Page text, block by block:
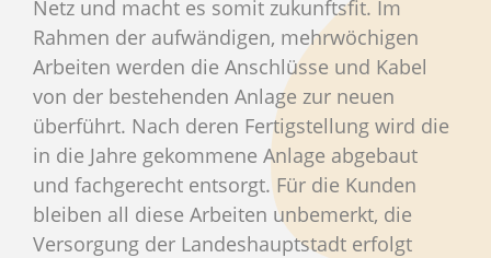
Netz und macht es somit zukunftsfit. Im
Rahmen der aufwändigen, mehrwöchigen
Arbeiten werden die Anschlüsse und Kabel
von der bestehenden Anlage zur neuen
überführt. Nach deren Fertigstellung wird die
in die Jahre gekommene Anlage abgebaut
und fachgerecht entsorgt. Für die Kunden
bleiben all diese Arbeiten unbemerkt, die
Versorgung der Landeshauptstadt erfolgt